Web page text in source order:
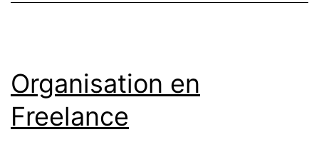
Organisation en
Freelance